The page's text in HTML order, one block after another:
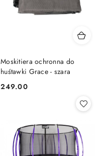
Moskitiera ochronna do
huśtawki Grace - szara
Cena:
249.00